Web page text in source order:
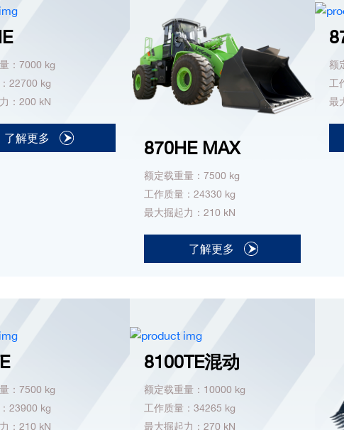
：7000 kg
22700 kg
：200 kN
了解更多 870HE MAX
额定载重量：7500 kg
工作质量：24330 kg
最大掘起力：210 kN
了解更多
额
工
最
：7500 kg
23900 kg
：210 kN
8100TE混动
额定载重量：10000 kg
工作质量：34265 kg
最大掘起力：270 kN